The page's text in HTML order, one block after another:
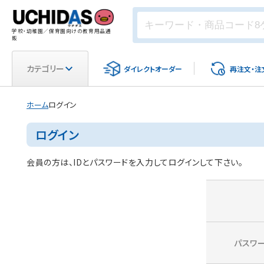
学校・幼稚園／保育園向けの教育用品通
販
カテゴリー ダイレクトオーダー 再注文・注
ホームログイン
ログイン
会員の方は、IDとパスワードを入力してログインして下さい。
パスワ